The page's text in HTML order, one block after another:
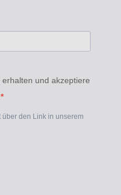
und akzeptiere
den Link in unserem